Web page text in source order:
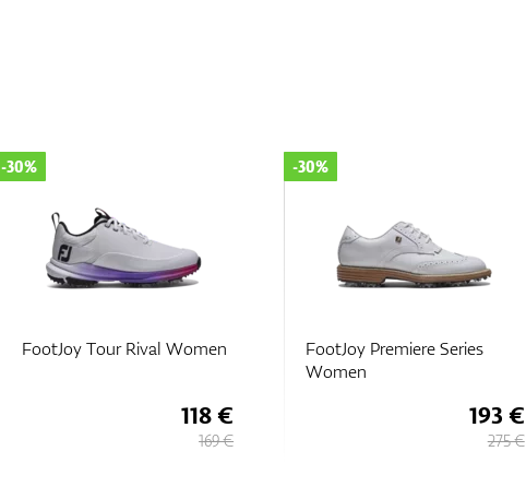
FootJoy Premiere Series
-30%
193 €
275 €
FootJoy Tour Rival Women
-35%
97 €
149 €